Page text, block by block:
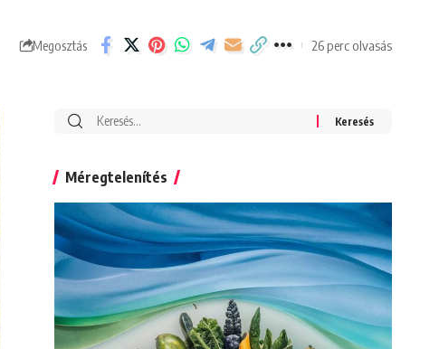
Megosztás 26 perc olvasás
Search
Méregtelenítés